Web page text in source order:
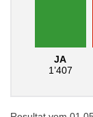
JA
1’407